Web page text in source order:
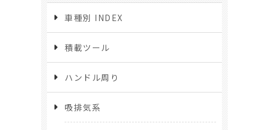
車種別 INDEX
積載ツール
ハンドル周り
吸排気系